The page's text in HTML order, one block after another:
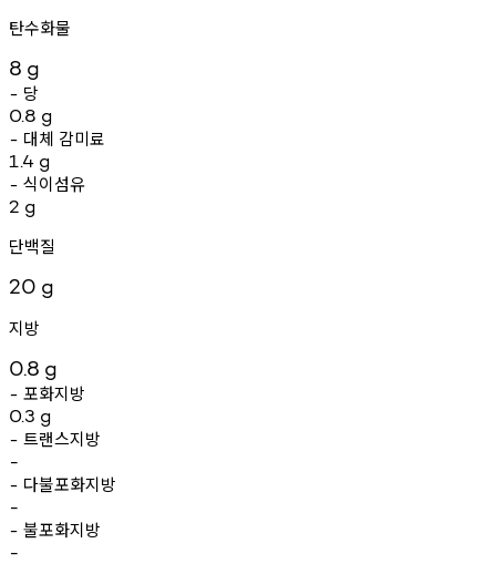
탄수화물
8 g
- 당
0.8 g
- 대체 감미료
1.4 g
- 식이섬유
2 g
단백질
20 g
지방
0.8 g
- 포화지방
0.3 g
- 트랜스지방
-
- 다불포화지방
-
- 불포화지방
-